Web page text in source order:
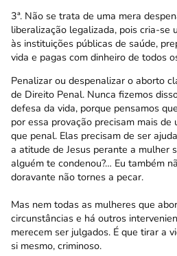
3ª. Não se trata de uma mera
liberalização legalizada, pois cria-
às instituições públicas de saúde,
vida e pagas com dinheiro de todos
Penalizar ou despenalizar o
de Direito Penal. Nunca fizemos
defesa da vida, porque pensamos
por essa provação precisam mais
que penal. Elas precisam de ser
a atitude de Jesus perante a mulher
alguém te condenou?… Eu também
doravante não tornes a pecar.
Mas nem todas as mulheres que
circunstâncias e há outros
merecem ser julgados. É que tirar a
si mesmo, criminoso.